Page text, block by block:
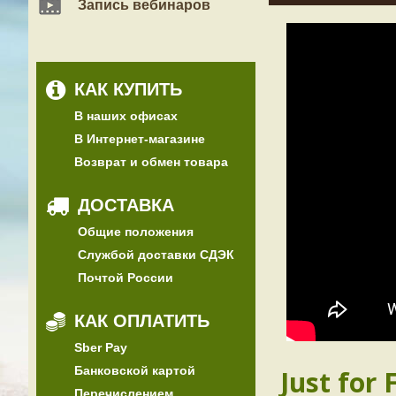
Запись вебинаров
КАК КУПИТЬ
В наших офисах
В Интернет-магазине
Возврат и обмен товара
ДОСТАВКА
Общие положения
Службой доставки СДЭК
Почтой России
КАК ОПЛАТИТЬ
Sber Pay
Банковской картой
Just for